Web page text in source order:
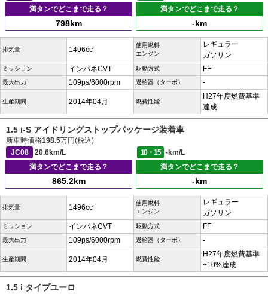
満タンでどこまで走る？
798km
満タンでどこまで走る？
-km
排気量 1496cc
使用燃料
エンジン
レギュラー
ガソリン
ミッション インパネCVT 駆動方式 FF
最大出力 109ps/6000rpm 過給器（ターボ） -
生産期間 2014年04月 燃費性能
H27年度燃費基準
達成
1.5 i-S アイドリングストップパッケージ装着車
新車時価格198.5万円(税込)
JC08
20.6km/L 10・15
-km/L
満タンでどこまで走る？
865.2km
満タンでどこまで走る？
-km
排気量 1496cc
使用燃料
エンジン
レギュラー
ガソリン
ミッション インパネCVT 駆動方式 FF
最大出力 109ps/6000rpm 過給器（ターボ） -
生産期間 2014年04月 燃費性能
H27年度燃費基準
+10%達成
1.5 i タイプユーロ